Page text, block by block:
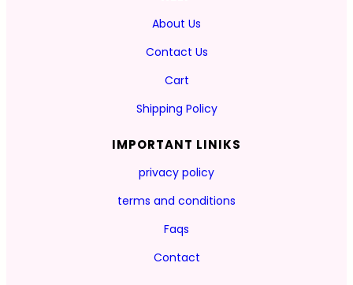
About Us
Contact Us
Cart
Shipping Policy
IMPORTANT LINIKS
privacy policy
terms and conditions
Faqs
Contact